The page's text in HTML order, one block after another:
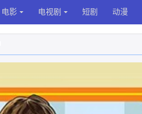
电影 电视剧 短剧 动漫